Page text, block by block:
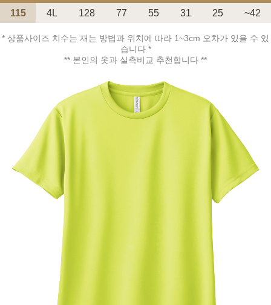
PAYCO 바로구매
115 4L 128 77 55 31 25 ~42
* 상품사이즈 치수는 재는 방법과 위치에 따라 1~3cm 오차가 있을 수 있
습니다 *
** 본인의 옷과 실측비교 추천합니다 **